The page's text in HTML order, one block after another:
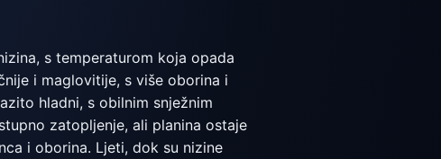
s temperaturom koja opada
i maglovitije, s više oborina i
hladni, s obilnim snježnim
zatopljenje, ali planina ostaje
i oborina. Ljeti, dok su nizine